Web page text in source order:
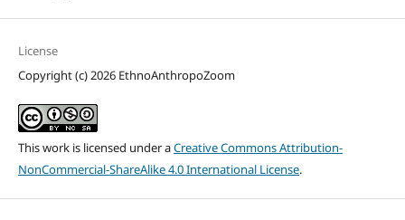
License
Copyright (c) 2026 EthnoAnthropoZoom
This work is licensed under aCreative Commons Attribution-
NonCommercial-ShareAlike 4.0 International License.